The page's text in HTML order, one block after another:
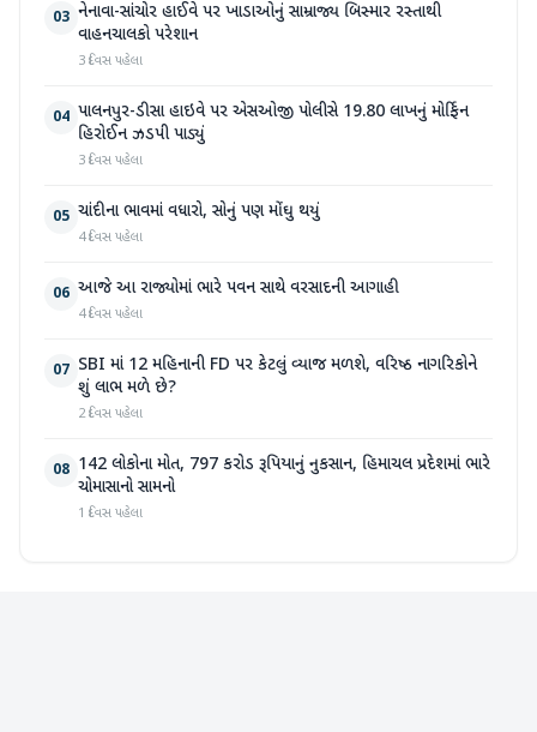
03 નેનાવા-સાંચોર હાઈવે પર ખાડાઓનું સામ્રાજ્ય બિસ્માર રસ્તાથી
વાહનચાલકો પરેશાન
3 દિવસ પહેલા
04 પાલનપુર-ડીસા હાઇવે પર એસઓજી પોલીસે 19.80 લાખનું મોર્ફિન
હિરોઈન ઝડપી પાડ્યું
3 દિવસ પહેલા
05 ચાંદીના ભાવમાં વધારો, સોનું પણ મોંઘુ થયું
4 દિવસ પહેલા
06 આજે આ રાજ્યોમાં ભારે પવન સાથે વરસાદની આગાહી
4 દિવસ પહેલા
07 SBI માં 12 મહિનાની FD પર કેટલું વ્યાજ મળશે, વરિષ્ઠ નાગરિકોને
શું લાભ મળે છે?
2 દિવસ પહેલા
08 142 લોકોના મોત, 797 કરોડ રૂપિયાનું નુકસાન, હિમાચલ પ્રદેશમાં ભારે
ચોમાસાનો સામનો
1 દિવસ પહેલા